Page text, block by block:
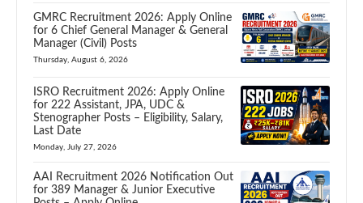
GMRC Recruitment 2026: Apply Online
for 6 Chief General Manager & General
Manager (Civil) Posts
Thursday, August 6, 2026
ISRO Recruitment 2026: Apply Online
for 222 Assistant, JPA, UDC &
Stenographer Posts – Eligibility, Salary,
Last Date
Monday, July 27, 2026
AAI Recruitment 2026 Notification Out
for 389 Manager & Junior Executive